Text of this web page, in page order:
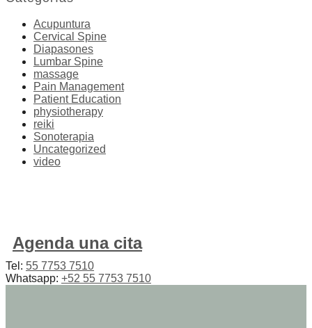
Acupuntura
Cervical Spine
Diapasones
Lumbar Spine
massage
Pain Management
Patient Education
physiotherapy
reiki
Sonoterapia
Uncategorized
video
Agenda una cita
Tel: 55 7753 7510
Whatsapp: +52 55 7753 7510